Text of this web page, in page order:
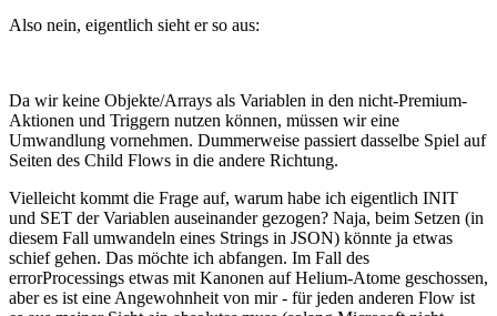
Also nein, eigentlich sieht er so aus:
Da wir keine Objekte/Arrays als Variablen in den nicht-Premium-
Aktionen und Triggern nutzen können, müssen wir eine
Umwandlung vornehmen. Dummerweise passiert dasselbe Spiel auf
Seiten des Child Flows in die andere Richtung.
Vielleicht kommt die Frage auf, warum habe ich eigentlich INIT
und SET der Variablen auseinander gezogen? Naja, beim Setzen (in
diesem Fall umwandeln eines Strings in JSON) könnte ja etwas
schief gehen. Das möchte ich abfangen. Im Fall des
errorProcessings etwas mit Kanonen auf Helium-Atome geschossen,
aber es ist eine Angewohnheit von mir - für jeden anderen Flow ist